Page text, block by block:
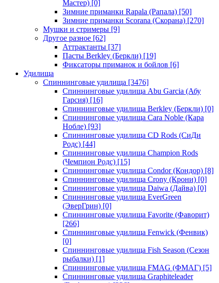
Мастер) [0]
Зимние приманки Rapala (Рапала) [50]
Зимние приманки Scorana (Скорана) [270]
Мушки и стримеры [9]
Другое разное [62]
Аттрактанты [37]
Пасты Berkley (Беркли) [19]
Фиксаторы приманок и бойлов [6]
Удилища
Спиннинговые удилища [3476]
Спиннинговые удилища Abu Garcia (Абу
Гарсия) [16]
Спиннинговые удилища Berkley (Беркли) [0]
Спиннинговые удилища Cara Noble (Кара
Нобле) [93]
Спиннинговые удилища CD Rods (СиДи
Родс) [44]
Спиннинговые удилища Champion Rods
(Чемпион Родс) [15]
Спиннинговые удилища Condor (Кондор) [8]
Спиннинговые удилища Crony (Крони) [0]
Спиннинговые удилища Daiwa (Дайва) [0]
Спиннинговые удилища EverGreen
(ЭверГрин) [0]
Спиннинговые удилища Favorite (Фаворит)
[266]
Спиннинговые удилища Fenwick (Фенвик)
[0]
Спиннинговые удилища Fish Season (Сезон
рыбалки) [1]
Спиннинговые удилища FMAG (ФМАГ) [5]
Спиннинговые удилища Graphiteleader